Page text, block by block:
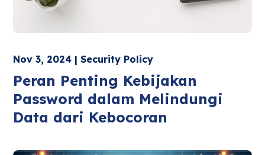
Nov 3, 2024 | Security Policy
Peran Penting Kebijakan
Password dalam Melindungi
Data dari Kebocoran